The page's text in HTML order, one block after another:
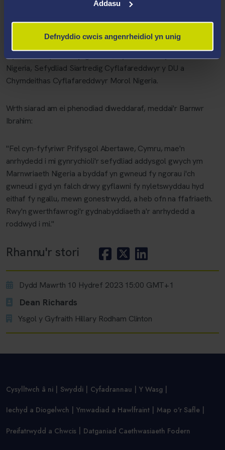
Addasu
Defnyddio cwcis angenrheidiol yn unig
chorfforaethol, wrth gymryd rhan mewn sawl seminar a
Ar hyn o bryd mae'n aelod o Gymdeithas Bar Nigeria,
Nigeria, Sefydliad Siartredig Cyflafareddwyr y DU a
Chymdeithas Cyflafareddwyr Morol Nigeria.
Wrth siarad am ei phenodiad diweddaraf, meddai'r Barnwr
Ibrahim:
"Fel cyn-fyfyriwr Prifysgol Abertawe, Cymru, mae'n
anrhydedd i mi gynrychioli'r sefydliad addysgol gwych ym
Marnwriaeth Nigeria a byddaf yn gwneud fy ngorau i'ch
gwneud i gyd yn falch drwy gyflawni fy nyletswyddau hyd
eithaf fy ngallu, mewn gonestrwydd, a heb ofn na ffafriaeth.
Rwy'n gwerthfawrogi'r gydnabyddiaeth a'r anrhydedd a
roddwyd i mi."
Rhannu'r stori
Dydd Mawrth 10 Hydref 2023 15:00 GMT+1
Dean Richards
Ysgol y Gyfraith Hillary Rodham Clinton
Cysylltwch â ni Swyddi Cyfadrannau Y Wasg
Iechyd a Diogelwch Ymwadiad a Hawlfraint Map o'r Safle
Preifatrwydd a Chwcis Datganiad Caethwasiaeth Fodern